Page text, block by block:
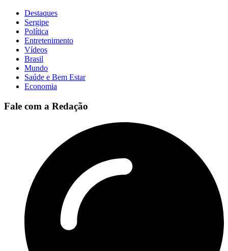
Destaques
Sergipe
Política
Entretenimento
Vídeos
Brasil
Mundo
Saúde e Bem Estar
Economia
Fale com a Redação